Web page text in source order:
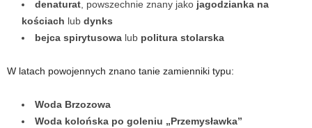
denaturat , powszechnie znany jako jagodzianka na
kościach lub dynks
bejca spirytusowa lub politura stolarska
W latach powojennych znano tanie zamienniki typu:
Woda Brzozowa
Woda kolońska po goleniu „Przemysławka”